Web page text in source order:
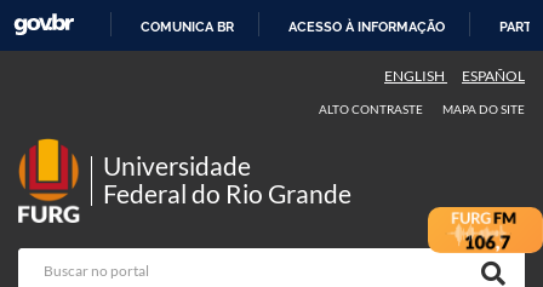
COMUNICA BR ACESSO À INFORMAÇÃO
ENGLISH ESPAÑOL
ALTO CONTRASTE MAPA DO SITE
Universidade
Federal do Rio Grande